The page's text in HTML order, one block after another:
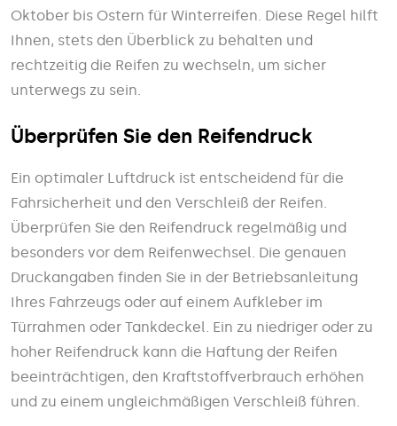
Oktober bis Ostern für Winterreifen. Diese Regel hilft
Ihnen, stets den Überblick zu behalten und
rechtzeitig die Reifen zu wechseln, um sicher
unterwegs zu sein.
Überprüfen Sie den Reifendruck
Ein optimaler Luftdruck ist entscheidend für die
Fahrsicherheit und den Verschleiß der Reifen.
Überprüfen Sie den Reifendruck regelmäßig und
besonders vor dem Reifenwechsel. Die genauen
Druckangaben finden Sie in der Betriebsanleitung
Ihres Fahrzeugs oder auf einem Aufkleber im
Türrahmen oder Tankdeckel. Ein zu niedriger oder zu
hoher Reifendruck kann die Haftung der Reifen
beeinträchtigen, den Kraftstoffverbrauch erhöhen
und zu einem ungleichmäßigen Verschleiß führen.